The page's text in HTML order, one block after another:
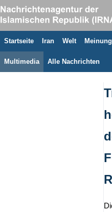
Startseite Iran Welt
Multimedia Alle Nachrichten